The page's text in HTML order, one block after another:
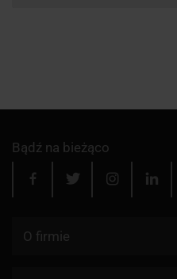
Bądź na bieżąco
O firmie